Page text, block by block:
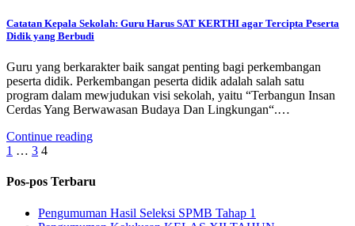
Catatan Kepala Sekolah: Guru Harus SAT KERTHI agar Tercipta Peserta
Didik yang Berbudi
Guru yang berkarakter baik sangat penting bagi perkembangan
peserta didik. Perkembangan peserta didik adalah salah satu
program dalam mewjudukan visi sekolah, yaitu “Terbangun Insan
Cerdas Yang Berwawasan Budaya Dan Lingkungan“.…
Continue reading
Paginasi
pos
1 … 3 4
Pos-pos Terbaru
Pengumuman Hasil Seleksi SPMB Tahap 1